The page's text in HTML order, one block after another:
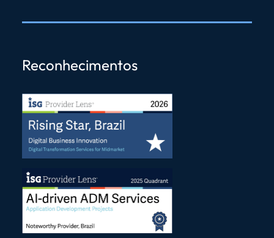
Reconhecimentos